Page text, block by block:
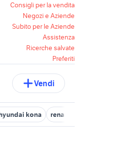
Consigli per la vendita
Negozi e Aziende
Subito per le Aziende
Assistenza
Ricerche salvate
Preferiti
Vendi
kona renault megane 2012